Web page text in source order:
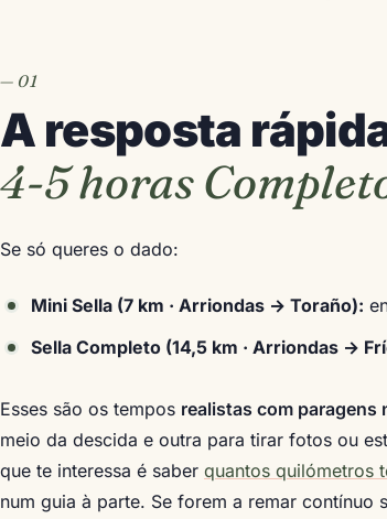
A resposta
4-5 horas
Se só queres o dado:
Mini Sella (7 km · Arriondas → Toraño):
Sella Completo (14,5 km · Arriondas →
Esses são os tempos realistas com paragens
meio da descida e outra para tirar fotos ou
que te interessa é saber quantos quilómetros
num guia à parte. Se forem a remar contínuo